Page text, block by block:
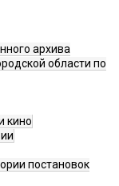
архива
области по
кино
постановок